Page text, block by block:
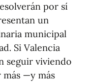
por sí
un
municipal
Si Valencia
seguir viviendo
—y más